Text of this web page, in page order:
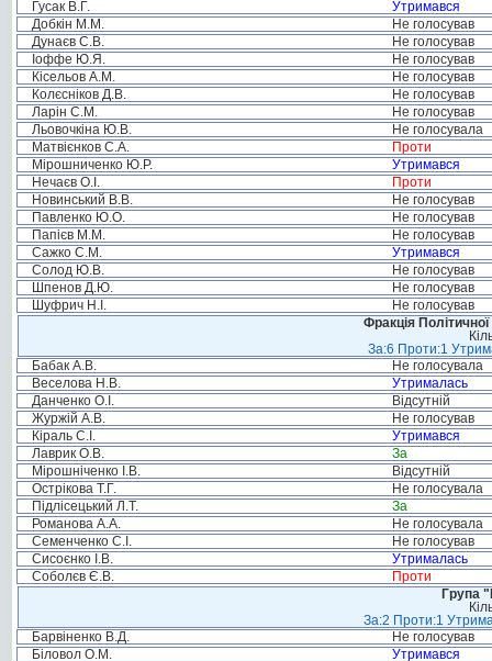
Гусак В.Г.
Утримався
Добкін М.М.
Не голосував
Дунаєв С.В.
Не голосував
Іоффе Ю.Я.
Не голосував
Кісельов А.М.
Не голосував
Колєсніков Д.В.
Не голосував
Ларін С.М.
Не голосував
Льовочкіна Ю.В.
Не голосувала
Матвієнков С.А.
Проти
Мірошниченко Ю.Р.
Утримався
Нечаєв О.І.
Проти
Новинський В.В.
Не голосував
Павленко Ю.О.
Не голосував
Папієв М.М.
Не голосував
Сажко С.М.
Утримався
Солод Ю.В.
Не голосував
Шпенов Д.Ю.
Не голосував
Шуфрич Н.І.
Не голосував
Фракція
За:6 Проти:1
Бабак А.В.
Не голосувала
Веселова Н.В.
Утрималась
Данченко О.І.
Відсутній
Журжій А.В.
Не голосував
Кіраль С.І.
Утримався
Лаврик О.В.
За
Мірошніченко І.В.
Відсутній
Острікова Т.Г.
Не голосувала
Підлісецький Л.Т.
За
Романова А.А.
Не голосувала
Семенченко С.І.
Не голосував
Сисоєнко І.В.
Утрималась
Соболєв Є.В.
Проти
Група
За:2 Проти:1
Барвіненко В.Д.
Не голосував
Біловол О.М.
Утримався